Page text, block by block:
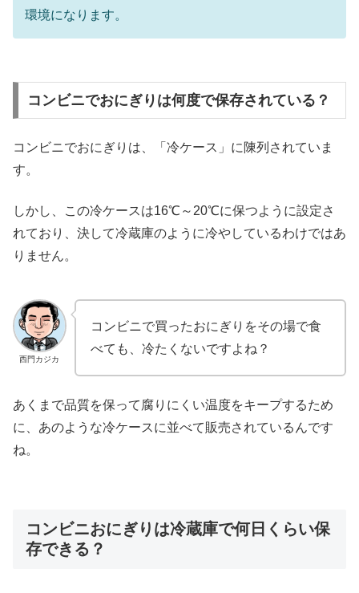
環境になります。
コンビニでおにぎりは何度で保存されている？
コンビニでおにぎりは、「冷ケース」に陳列されていま
す。
しかし、この冷ケースは16℃～20℃に保つように設定さ
れており、決して冷蔵庫のように冷やしているわけではあ
りません。
西門カジカ
コンビニで買ったおにぎりをその場で食
べても、冷たくないですよね？
あくまで品質を保って腐りにくい温度をキープするため
に、あのような冷ケースに並べて販売されているんです
ね。
コンビニおにぎりは冷蔵庫で何日くらい保
存できる？